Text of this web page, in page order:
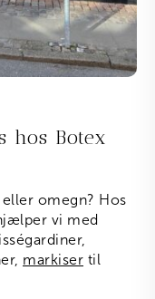
hos Botex
eller omegn? Hos
vi med
markiser til